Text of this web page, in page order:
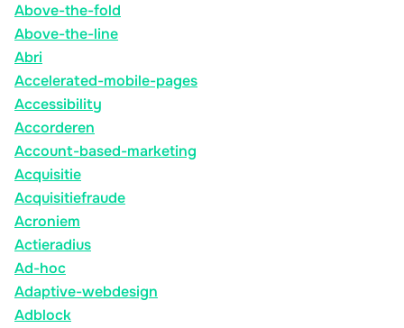
Above-the-fold
Above-the-line
Abri
Accelerated-mobile-pages
Accessibility
Accorderen
Account-based-marketing
Acquisitie
Acquisitiefraude
Acroniem
Actieradius
Ad-hoc
Adaptive-webdesign
Adblock